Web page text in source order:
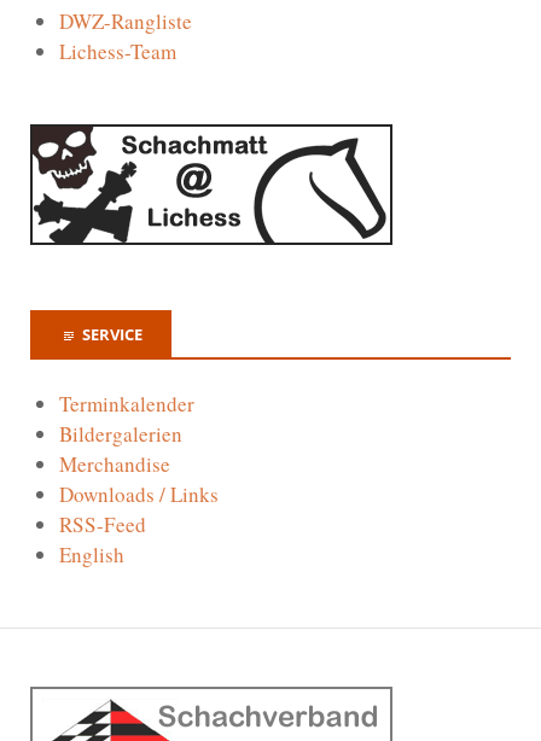
DWZ-Rangliste
Lichess-Team
SERVICE
Terminkalender
Bildergalerien
Merchandise
Downloads / Links
RSS-Feed
English